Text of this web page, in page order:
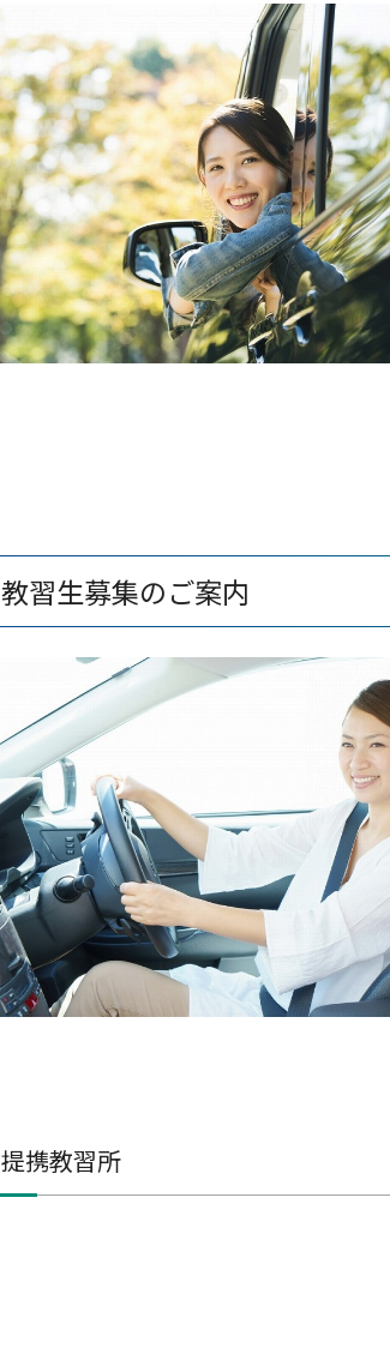
教習生募集のご案内
提携教習所